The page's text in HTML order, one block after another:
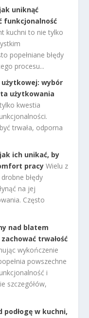
uniknąć
funkcjonalność
kuchni to nie tylko
popełniane błędy
procesu...
użytkowej: wybór
użytkowania
kwestia
trwała, odporna
ich unikać, by
pracy Wielu z
błędy
na jej
Często
nad blatem
trwałość
wykończenie
powszechne
i
szczegółów,
podłogę w kuchni,